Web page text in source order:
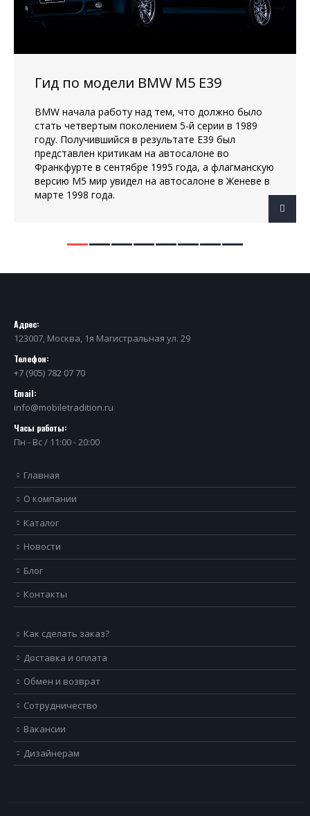
Гид по модели BMW M5 E39
BMW начала работу над тем, что должно было
стать четвертым поколением 5-й серии в 1989
году. Получившийся в результате E39 был
представлен критикам на автосалоне во
Франкфурте в сентябре 1995 года, а флагманскую
версию M5 мир увидел на автосалоне в Женеве в
марте 1998 года.
Адрес:
123007, Москва, 1я Магистральная ул. 29
Телефон:
+7 (905) 782 07 70
Email:
info@mobiletradition.ru
Часы работы:
Пн - Вс / 11:00 - 20:00
Главная
О компании
Каталог
Новости
Блог
Контакты
Как сделать заказ?
Доставка и оплата
Обмен и возврат
Сотрудничество
Вакансии
Дизайнерам